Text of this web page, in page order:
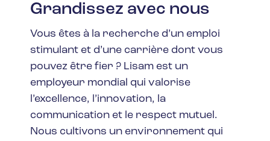
Grandissez avec nous
Vous êtes à la recherche d’un emploi
stimulant et d’une carrière dont vous
pouvez être fier ? Lisam est un
employeur mondial qui valorise
l’excellence, l’innovation, la
communication et le respect mutuel.
Nous cultivons un environnement qui